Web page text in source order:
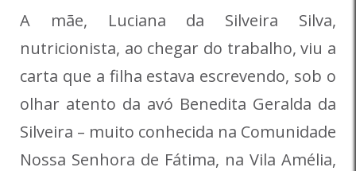
A mãe, Luciana da Silveira Silva,
nutricionista, ao chegar do trabalho, viu a
carta que a filha estava escrevendo, sob o
olhar atento da avó Benedita Geralda da
Silveira – muito conhecida na Comunidade
Nossa Senhora de Fátima, na Vila Amélia,